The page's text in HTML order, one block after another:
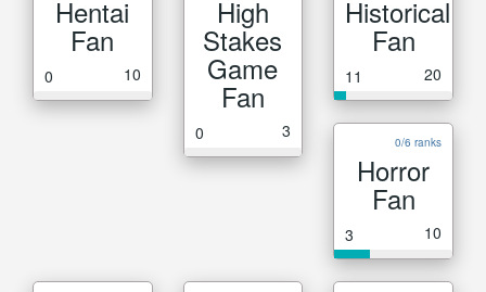
Hentai
Fan
0 10
High
Stakes
Game
Fan
0 3
Historical
Fan
11 20
0/6 ranks
Horror
Fan
3 10